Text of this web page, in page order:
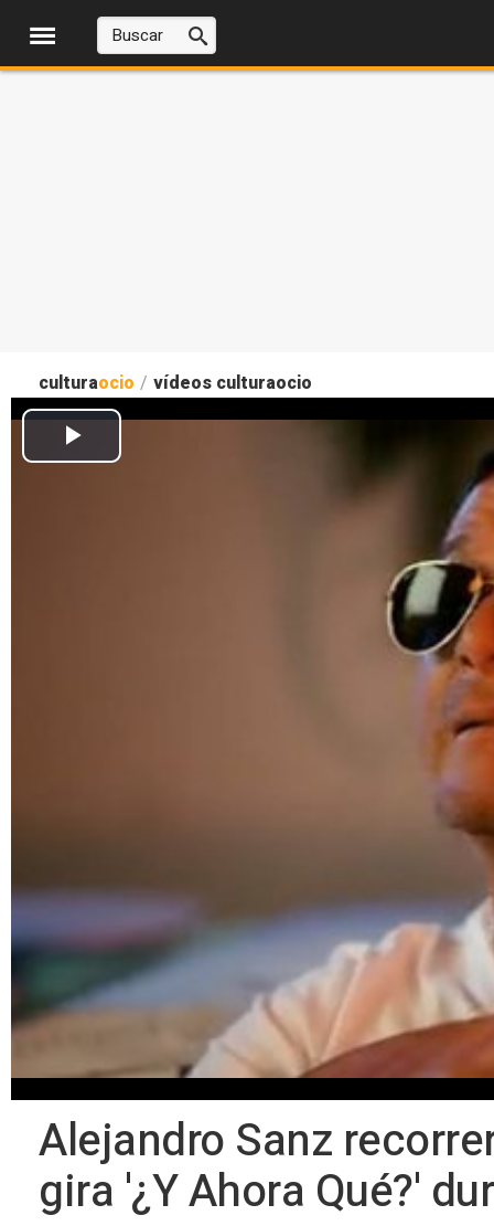
culturaocio / vídeos culturaocio
Alejandro Sanz
gira '¿Y Ahora Qué?'